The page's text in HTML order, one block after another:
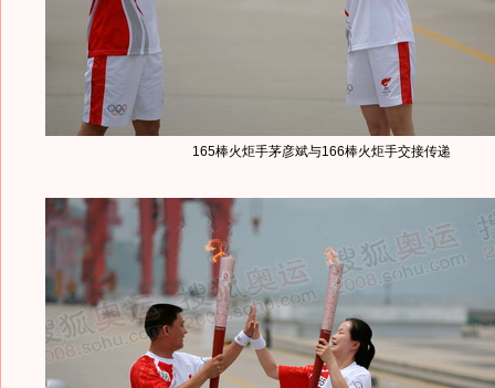
165棒火炬手茅彦斌与166棒火炬手交接传递